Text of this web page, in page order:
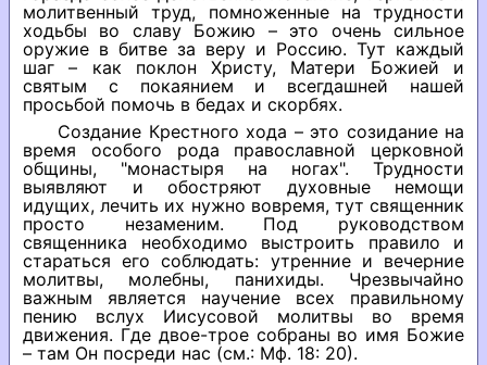
молитвенный труд, помноженные на трудности
ходьбы во славу Божию – это очень сильное
оружие в битве за веру и Россию. Тут каждый
шаг – как поклон Христу, Матери Божией и
святым с покаянием и всегдашней нашей
просьбой помочь в бедах и скорбях.
Создание Крестного хода – это созидание на
время особого рода православной церковной
общины, "монастыря на ногах". Трудности
выявляют и обостряют духовные немощи
идущих, лечить их нужно вовремя, тут священник
просто незаменим. Под руководством
священника необходимо выстроить правило и
стараться его соблюдать: утренние и вечерние
молитвы, молебны, панихиды. Чрезвычайно
важным является научение всех правильному
пению вслух Иисусовой молитвы во время
движения. Где двое-трое собраны во имя Божие
– там Он посреди нас (см.: Мф. 18: 20).